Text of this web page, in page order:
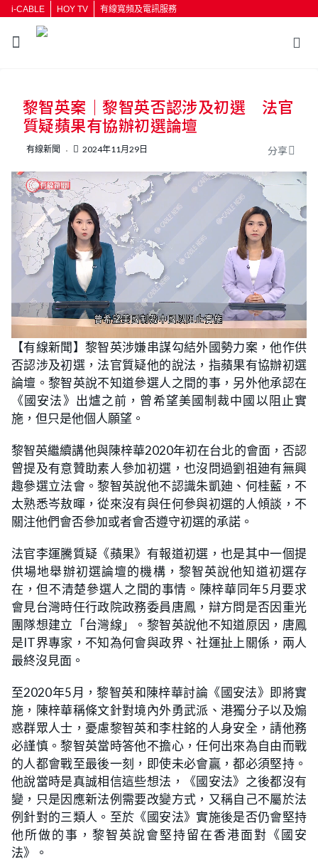
i-CABLE HOY TV 有線寬頻及電訊服務
按輸入鍵開始搜尋
黎智英案｜黎智英否認涉及初選 法官
質疑蘋果有協辦初選論壇
有線新聞 2024年11月29日 分享
n
m
t
e
L
o
a
d
e
d
:
1
6
.
7
【有線新聞】黎智英涉嫌串謀勾結外國勢力案，他作供
否認涉及初選，法官質疑他的說法，指蘋果有協辦初選
論壇。黎智英說不知道參選人之間的事，另外他承認在
《國安法》出爐之前，曾希望美國制裁中國以阻止實
施，但只是他個人願望。
黎智英繼續講他與陳梓華2020年初在台北的會面，否認
曾提及有意贊助素人參加初選，也沒問過劉祖廸有無興
趣參選立法會。黎智英說他不認識朱凱廸、何桂藍，不
太熟悉岑敖暉，從來沒有與任何參與初選的人傾談，不
關注他們會否參加或者會否遵守初選的承諾。
法官李運騰質疑《蘋果》有報道初選，也是其中一個提
供場地舉辦初選論壇的機構，黎智英說他知道初選存
在，但不清楚參選人之間的事情。陳梓華同年5月要求
會見台灣時任行政院政務委員唐鳳，辯方問是否因重光
團隊想建立「台灣線」。黎智英說他不知道原因，唐鳳
是IT界專家，不知為何會與政界、社運扯上關係，兩人
最終沒見面。
至2020年5月，黎智英和陳梓華討論《國安法》即將實
施，陳梓華稱條文針對境內外勇武派、港獨分子以及煽
惑群眾人士，憂慮黎智英和李柱銘的人身安全，請他務
必謹慎。黎智英當時答他不擔心，任何出來為自由而戰
的人都會戰至最後一刻，即使未必會贏，都必須堅持。
他說當時是真誠相信這些想法，《國安法》之後都沒有
變，只是因應新法例需要改變方式，又稱自己不屬於法
例針對的三類人。至於《國安法》實施後是否仍會堅持
他所做的事，黎智英說會堅持留在香港面對《國安
法》。